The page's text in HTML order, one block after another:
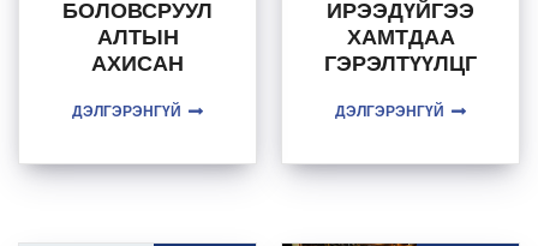
БОЛОВСРУУЛ
АЛТЫН
АХИСАН
СУРГАЛТАД
Г УРЬЖ БАЙНА
ДЭЛГЭРЭНГҮЙ
ИРЭЭДҮЙГЭЭ
ХАМТДАА
ГЭРЭЛТҮҮЛЦГ
ДЭЛГЭРЭНГҮЙ